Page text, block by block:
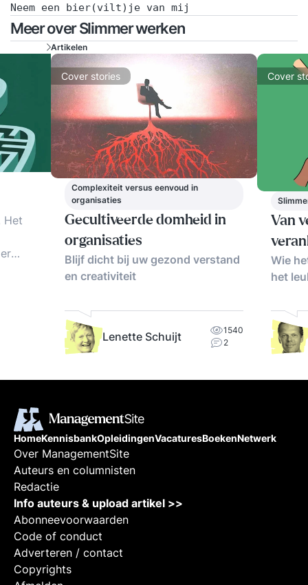
Neem een bier(vilt)je van mij
Meer over Slimmer werken
Het
Artikelen
Cover stories
Complexiteit versus eenvoud in
organisaties
Gecultiveerde domheid in
organisaties
Blijf dicht bij uw gezond verstand
en creativiteit
Lenette Schuijt
1540
2
Cover
Van
Wie
het
HomeKennisbankOpleidingenVacaturesBoekenNetwerk
Over ManagementSite
Auteurs en columnisten
Redactie
Info auteurs & upload artikel >>
Abonneevoorwaarden
Code of conduct
Adverteren / contact
Copyrights